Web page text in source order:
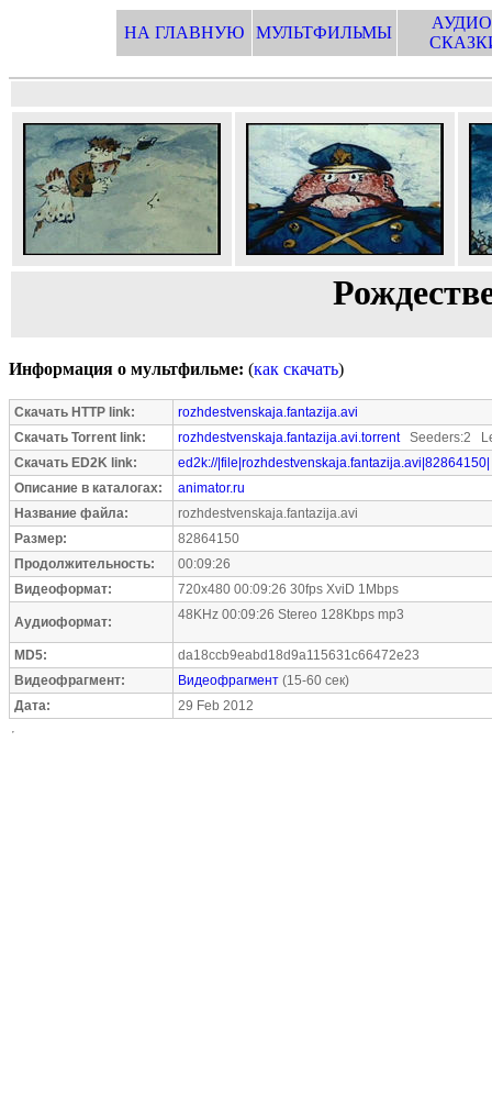
НА ГЛАВНУЮ МУЛЬТФИЛЬМЫ
Информация о мультфильме: (как скачать)
Скачать HTTP link:
rozhdestvenskaja.fantazija.avi
Скачать Torrent link:
rozhdestvenskaja.fantazija.avi.torrentSeeders:2
Скачать ED2K link:
ed2k://|file|rozhdestvenskaja.fantazija.avi|82864150|
Описание в каталогах:
animator.ru
Название файла:
rozhdestvenskaja.fantazija.avi
Размер:
82864150
Продолжительность:
00:09:26
Видеоформат:
720x480 00:09:26 30fps XviD 1Mbps
Аудиоформат: 48KHz 00:09:26 Stereo 128Kbps mp3
MD5:
da18ccb9eabd18d9a115631c66472e23
Видеофрагмент:
Видеофрагмент (15-60 сек)
Дата:
29 Feb 2012